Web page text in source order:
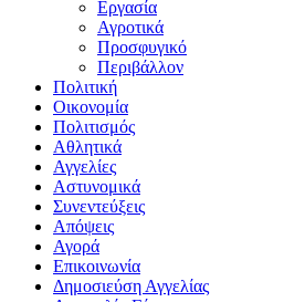
Εργασία
Αγροτικά
Προσφυγικό
Περιβάλλον
Πολιτική
Οικονομία
Πολιτισμός
Αθλητικά
Αγγελίες
Αστυνομικά
Συνεντεύξεις
Απόψεις
Αγορά
Επικοινωνία
Δημοσιεύση Αγγελίας